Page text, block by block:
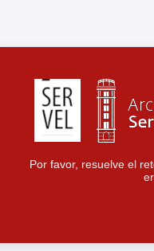
Por favor, resuelve el